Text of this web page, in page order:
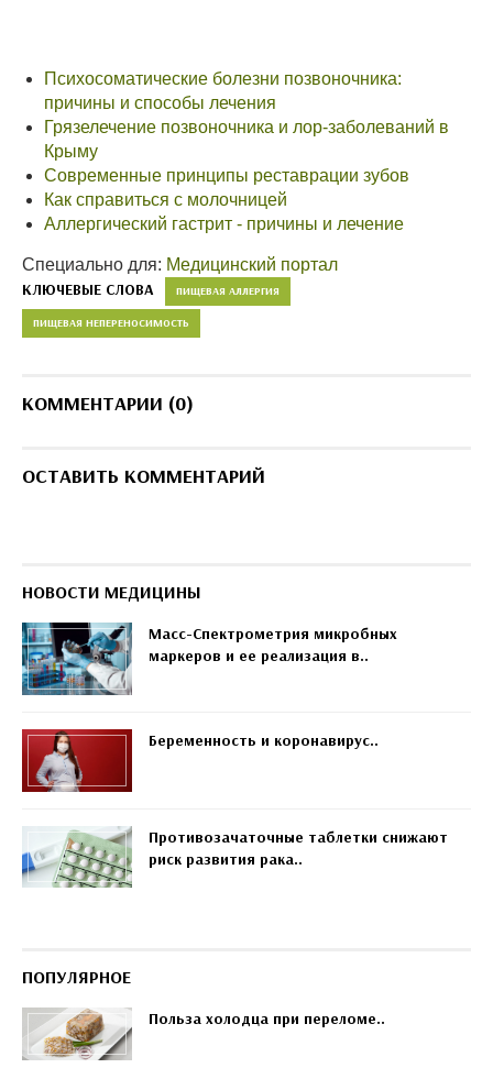
Психосоматические болезни позвоночника:
причины и способы лечения
Грязелечение позвоночника и лор-заболеваний в
Крыму
Современные принципы реставрации зубов
Как справиться с молочницей
Аллергический гастрит - причины и лечение
Специально для: Медицинский портал
КЛЮЧЕВЫЕ СЛОВА ПИЩЕВАЯ АЛЛЕРГИЯ
ПИЩЕВАЯ НЕПЕРЕНОСИМОСТЬ
КОММЕНТАРИИ (0)
ОСТАВИТЬ КОММЕНТАРИЙ
НОВОСТИ МЕДИЦИНЫ
Масс-Спектрометрия микробных
маркеров и ее реализация в..
Беременность и коронавирус..
Противозачаточные таблетки снижают
риск развития рака..
ПОПУЛЯРНОЕ
Польза холодца при переломе..